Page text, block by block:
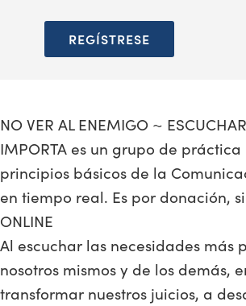
REGÍSTRESE
NO VER AL ENEMIGO ~
IMPORTA es un grupo de
principios básicos de la
en tiempo real. Es por donación,
ONLINE
Al escuchar las necesidades más
nosotros mismos y de los demás,
transformar nuestros juicios, a